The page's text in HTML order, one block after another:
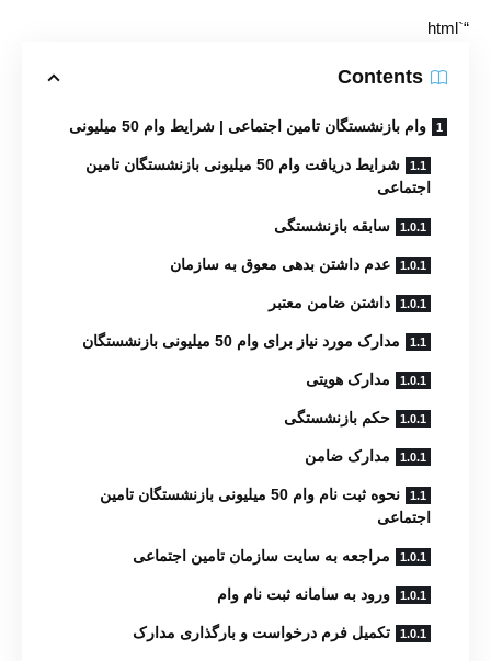
“`html
Contents
وام بازنشستگان تامین اجتماعی | شرایط وام 50 میلیونی
شرایط دریافت وام 50 میلیونی بازنشستگان تامین
اجتماعی
سابقه بازنشستگی
عدم داشتن بدهی معوق به سازمان
داشتن ضامن معتبر
مدارک مورد نیاز برای وام 50 میلیونی بازنشستگان
مدارک هویتی
حکم بازنشستگی
مدارک ضامن
نحوه ثبت نام وام 50 میلیونی بازنشستگان تامین
اجتماعی
مراجعه به سایت سازمان تامین اجتماعی
ورود به سامانه ثبت نام وام
تکمیل فرم درخواست و بارگذاری مدارک